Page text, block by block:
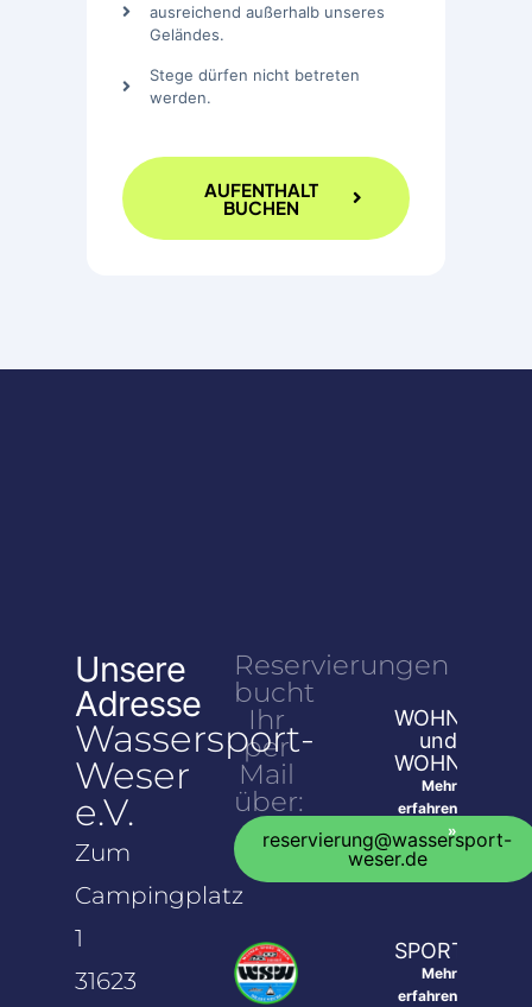
ausreichend außerhalb unseres
Geländes.
Stege dürfen nicht betreten
werden.
AUFENTHALT
BUCHEN
Unsere
Adresse
Wassersport-
Weser
e.V.
Zum
Campingplatz
1
31623
Reservierungen
bucht
Ihr
per
Mail
über:
reservierung@wassersport-
weser.de
und
Mehr
erfahren
»
Mehr
erfahren